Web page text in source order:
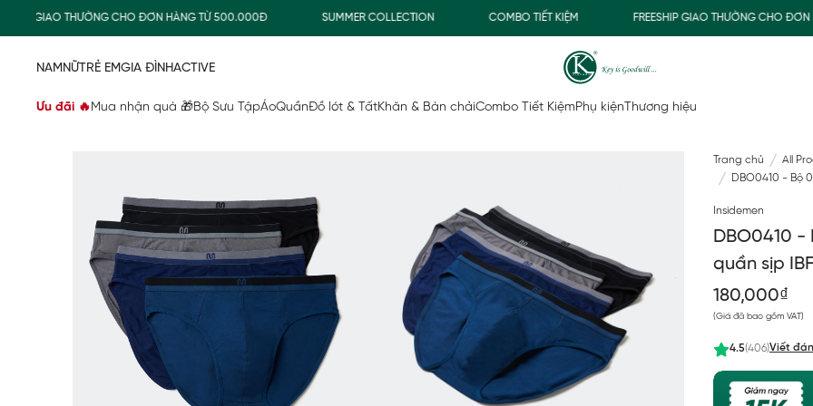
GIAO THƯỜNG CHO ĐƠN HÀNG TỪ 500.000Đ SUMMER COLLECTION COMBO TIẾT KIỆM FREESHIP GIAO THƯỜNG CHO ĐƠN
NAMNỮTRẺ EMGIA ĐÌNHACTIVE
Ưu đãi 🔥 Mua nhận quà 🎁Bộ Sưu TậpÁoQuầnĐồ lót & TấtKhăn & Bàn chảiCombo Tiết KiệmPhụ kiện Thương hiệu
Trang chủ
All
DBO0410 - Bộ
Insidemen
DBO0410 -
quần sịp
180,000₫
(Giá đã bao gồm VAT)
4.5(406)Viết